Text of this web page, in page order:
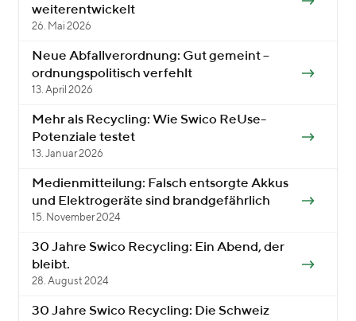
26. Mai 2026
weiterentwickelt
13. April 2026
Neue Abfallverordnung: Gut gemeint –
ordnungspolitisch verfehlt
13. Januar 2026
Mehr als Recycling: Wie Swico ReUse-
Potenziale testet
15. November 2024
Medienmitteilung: Falsch entsorgte Akkus
und Elektrogeräte sind brandgefährlich
28. August 2024
30 Jahre Swico Recycling: Ein Abend, der
bleibt.
30 Jahre Swico Recycling: Die Schweiz